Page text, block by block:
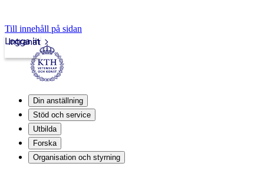
Till innehåll på sidan
Intranät
Logga in
Din anställning
Stöd och service
Utbilda
Forska
Organisation och styrning